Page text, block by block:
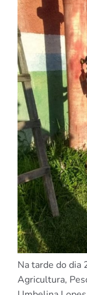
Na tarde do dia
Agricultura,